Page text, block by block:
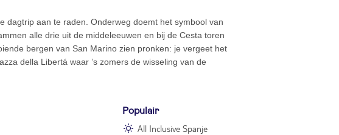
dagtrip aan te raden. Onderweg doemt het symbool van
alle drie uit de middeleeuwen en bij de Cesta toren
bergen van San Marino zien pronken: je vergeet het
della Libertá waar ’s zomers de wisseling van de
Populair
All Inclusive Spanje